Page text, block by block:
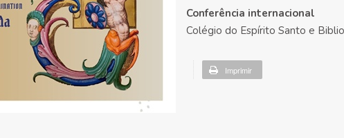
Conferência internacional
Colégio do Espírito Santo e
Imprimir